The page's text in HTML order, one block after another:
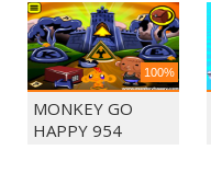
100%
MONKEY GO
HAPPY 954